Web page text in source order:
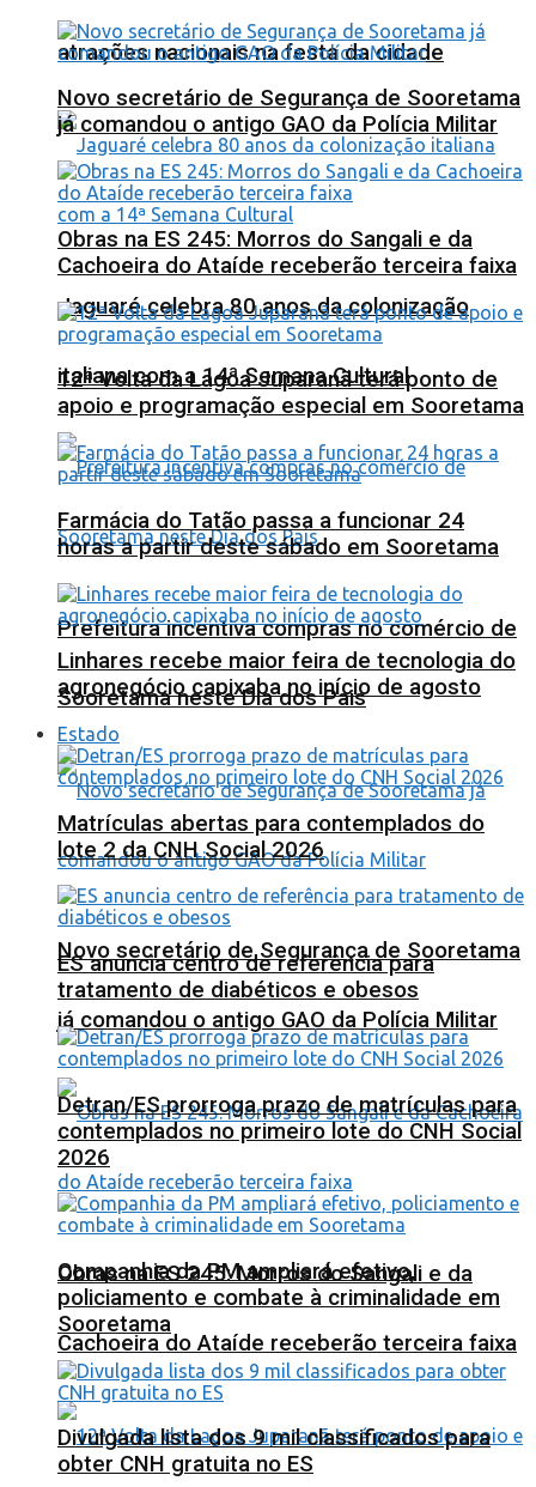
atrações nacionais na festa da cidade
Jaguaré celebra 80 anos da colonização
italiana com a 14ª Semana Cultural
Prefeitura incentiva compras no comércio de
Sooretama neste Dia dos Pais
Novo secretário de Segurança de Sooretama
já comandou o antigo GAO da Polícia Militar
Obras na ES 245: Morros do Sangali e da
Cachoeira do Ataíde receberão terceira faixa
Novo secretário de Segurança de Sooretama
já comandou o antigo GAO da Polícia Militar
Obras na ES 245: Morros do Sangali e da
Cachoeira do Ataíde receberão terceira faixa
12ª Volta da Lagoa Juparanã terá ponto de
apoio e programação especial em Sooretama
Farmácia do Tatão passa a funcionar 24
horas a partir deste sábado em Sooretama
Linhares recebe maior feira de tecnologia do
agronegócio capixaba no início de agosto
Estado
Matrículas abertas para contemplados do
lote 2 da CNH Social 2026
ES anuncia centro de referência para
tratamento de diabéticos e obesos
Detran/ES prorroga prazo de matrículas para
contemplados no primeiro lote do CNH Social
2026
Companhia da PM ampliará efetivo,
policiamento e combate à criminalidade em
Sooretama
Divulgada lista dos 9 mil classificados para
obter CNH gratuita no ES